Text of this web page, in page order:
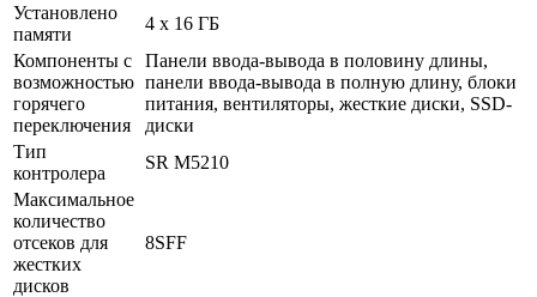
Установлено
памяти
4 x 16 ГБ
Компоненты с
возможностью
горячего
переключения
Панели ввода-вывода в половину длины,
панели ввода-вывода в полную длину, блоки
питания, вентиляторы, жесткие диски, SSD-
диски
Тип
контролера
SR M5210
Максимальное
количество
отсеков для
жестких
дисков
8SFF